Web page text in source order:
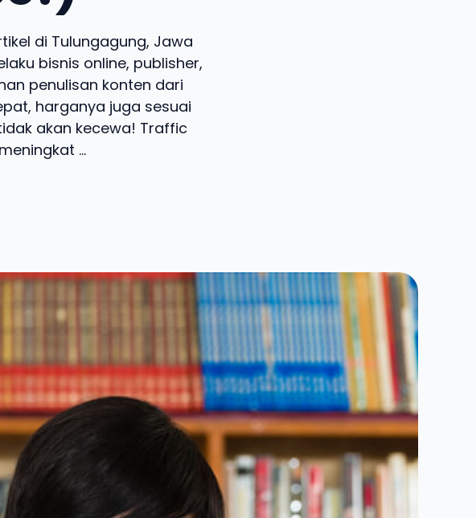
di Tulungagung, Jawa
bisnis online, publisher,
penulisan konten dari
harganya juga sesuai
akan kecewa! Traffic
...